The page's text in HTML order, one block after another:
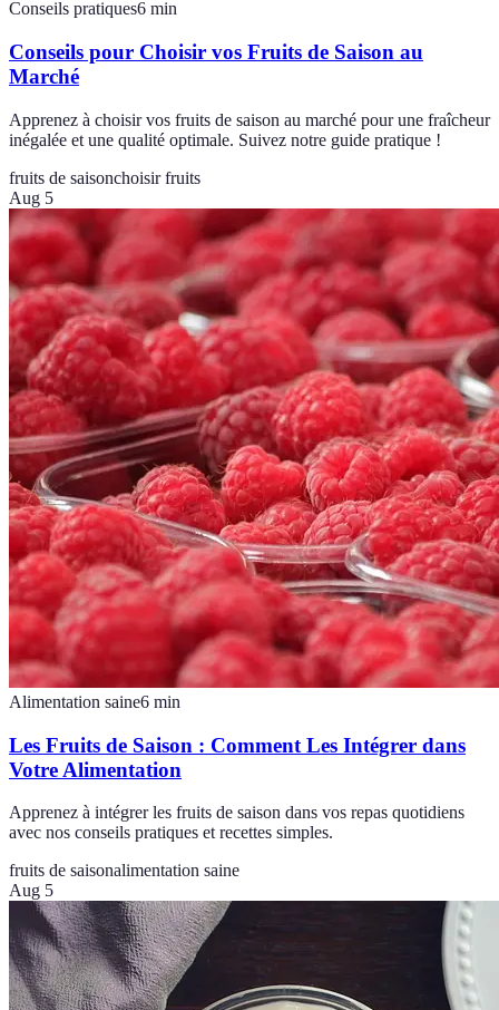
Conseils pratiques6 min
Conseils pour Choisir vos Fruits de Saison au
Marché
Apprenez à choisir vos fruits de saison au marché pour une fraîcheur
inégalée et une qualité optimale. Suivez notre guide pratique !
fruits de saisonchoisir fruits
Aug 5
Alimentation saine6 min
Les Fruits de Saison : Comment Les Intégrer dans
Votre Alimentation
Apprenez à intégrer les fruits de saison dans vos repas quotidiens
avec nos conseils pratiques et recettes simples.
fruits de saisonalimentation saine
Aug 5